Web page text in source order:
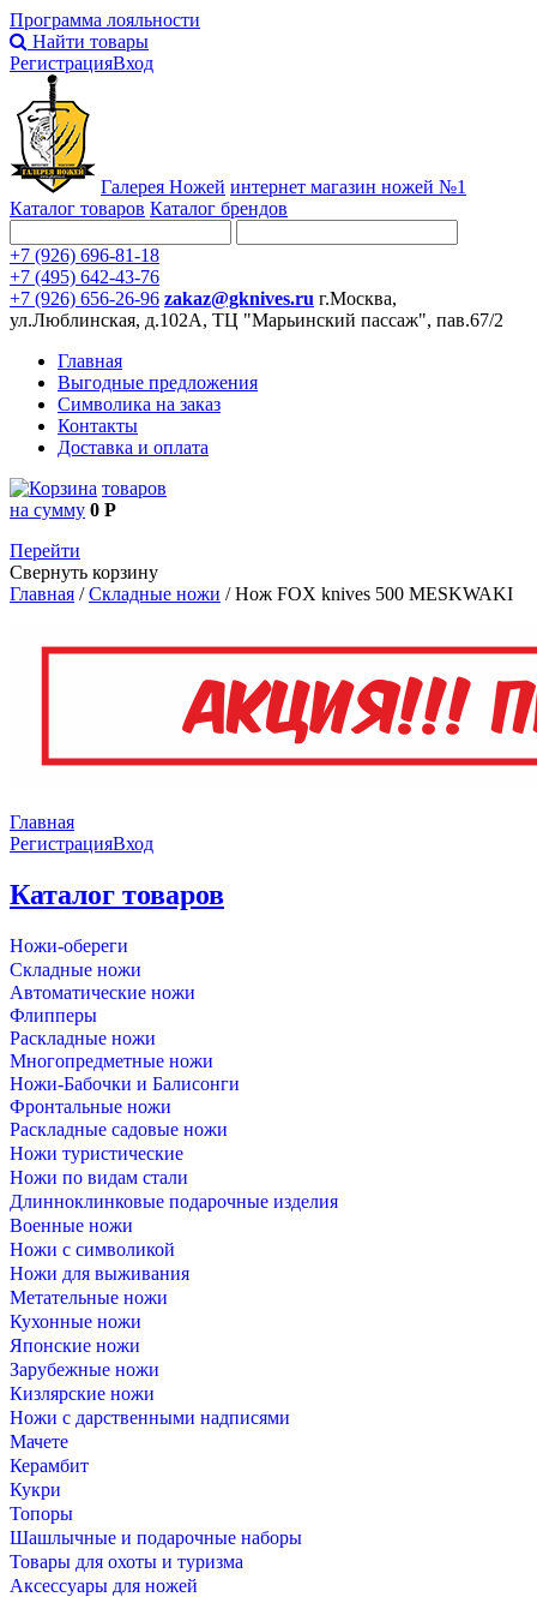
Программа лояльности
Найти товары
РегистрацияВход
Галерея Ножей интернет магазин ножей №1
Каталог товаров Каталог брендов
+7 (926) 696-81-18
+7 (495) 642-43-76
+7 (926) 656-26-96 zakaz@gknives.ru г.Москва,
ул.Люблинская, д.102А, ТЦ "Марьинский пассаж", пав.67/2
Главная
Выгодные предложения
Символика на заказ
Контакты
Доставка и оплата
товаров
на сумму 0 Р
Перейти
Свернуть корзину
Главная /Складные ножи /Нож FOX knives 500 MESKWAKI
Главная
РегистрацияВход
Каталог товаров
Ножи-обереги
Складные ножи
Автоматические ножи
Флипперы
Раскладные ножи
Многопредметные ножи
Ножи-Бабочки и Балисонги
Фронтальные ножи
Раскладные садовые ножи
Ножи туристические
Ножи по видам стали
Длинноклинковые подарочные изделия
Военные ножи
Ножи с символикой
Ножи для выживания
Метательные ножи
Кухонные ножи
Японские ножи
Зарубежные ножи
Кизлярские ножи
Ножи с дарственными надписями
Мачете
Керамбит
Кукри
Топоры
Шашлычные и подарочные наборы
Товары для охоты и туризма
Аксессуары для ножей